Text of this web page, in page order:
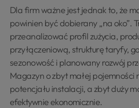
Dla firm ważne jest jednak to, że
powinien być dobierany „na oko”.
przeanalizować profil zużycia,
przyłączeniową, strukturę taryfy,
sezonowość i planowany rozwój
Magazyn o zbyt małej pojemności
potencjału instalacji, a zbyt duży
efektywnie ekonomicznie.